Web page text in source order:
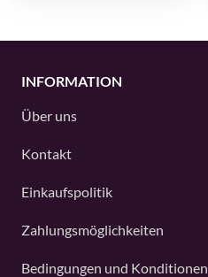
INFORMATION
Über uns
Kontakt
Einkaufspolitik
Zahlungsmöglichkeiten
Bedingungen und Konditionen